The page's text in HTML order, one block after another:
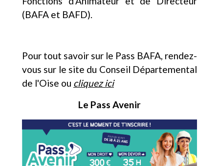
(BAFA et BAFD).
Pour tout savoir sur le Pass BAFA, rendez-
vous sur le site du Conseil Départemental
de l'Oise ou cliquez ici
Le Pass Avenir